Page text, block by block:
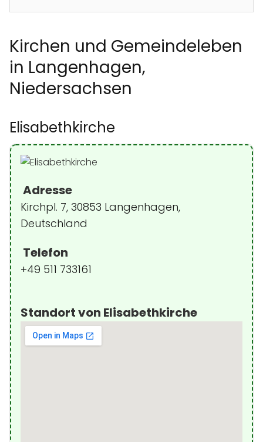
Kirchen und Gemeindeleben
in Langenhagen,
Niedersachsen
Elisabethkirche
Adresse
Kirchpl. 7, 30853 Langenhagen,
Deutschland
Telefon
+49 511 733161
Standort von Elisabethkirche